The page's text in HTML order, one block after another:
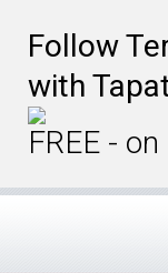
Follow
with
FREE -